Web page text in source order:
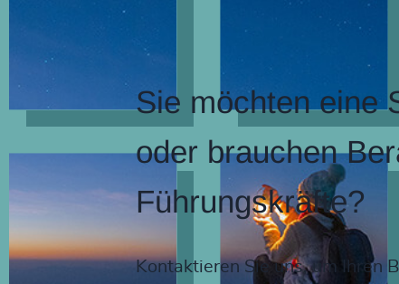
Sie möchten eine
oder brauchen
Führungskräfte?
Kontaktieren Sie uns, um Ihren